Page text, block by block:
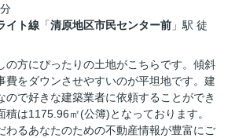
イト線 「清原地区市民センター前 」駅 徒
の方にぴったりの土地がこちらです。傾斜
費をダウンさせやすいのが平坦地です。建
ので好きな建築業者に依頼することができ
積は1175.96㎡(公簿)となっております。
わるあなたのための不動産情報が豊富にご